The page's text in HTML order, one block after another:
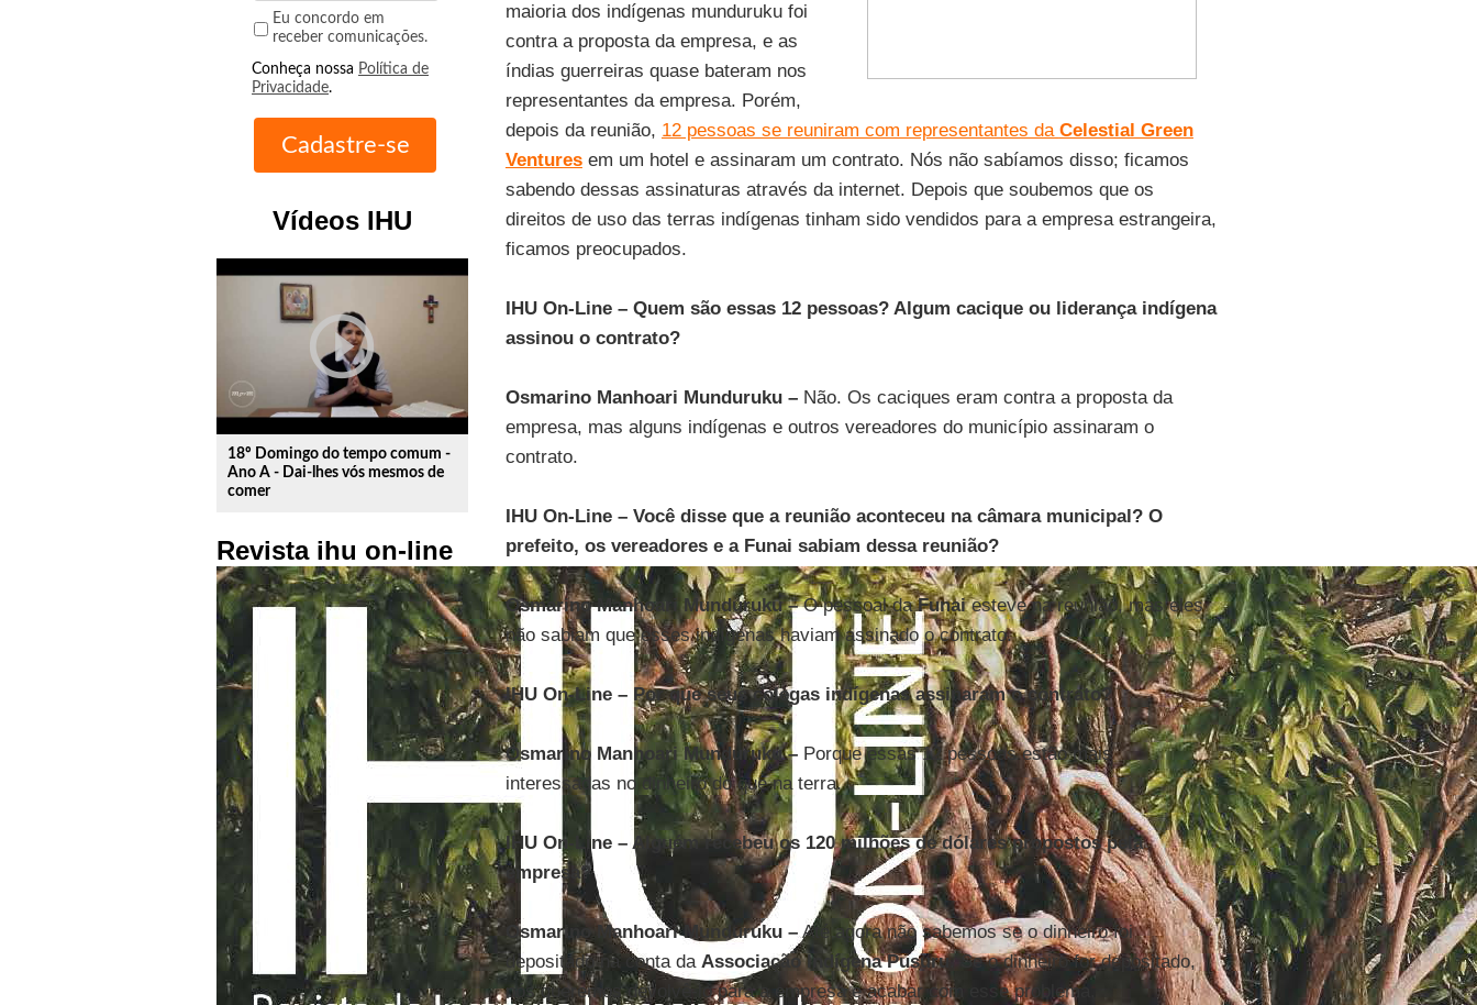
Eu concordo em
receber comunicações.
Conheça nossa Política de
Privacidade.
Vídeos IHU
play_circle_outline
18º Domingo do tempo comum -
Ano A - Dai-lhes vós mesmos de
comer
Revista ihu on-line
maioria dos indígenas munduruku foi
contra a proposta da empresa, e as
índias guerreiras quase bateram nos
representantes da empresa. Porém,
depois da reunião, 12 pessoas se reuniram com representantes da Celestial Green
Venturesem um hotel e assinaram um contrato. Nós não sabíamos disso; ficamos
sabendo dessas assinaturas através da internet. Depois que soubemos que os
direitos de uso das terras indígenas tinham sido vendidos para a empresa estrangeira,
ficamos preocupados.
IHU On-Line – Quem são essas 12 pessoas? Algum cacique ou liderança indígena
assinou o contrato?
Osmarino Manhoari Munduruku –Não. Os caciques eram contra a proposta da
empresa, mas alguns indígenas e outros vereadores do município assinaram o
contrato.
IHU On-Line – Você disse que a reunião aconteceu na câmara municipal? O
prefeito, os vereadores e a Funai sabiam dessa reunião?
Osmarino Manhoari Munduruku –O pessoal daFunaiesteve na reunião, mas eles
não sabiam que esses indígenas haviam assinado o contrato.
IHU On-Line – Por que seus colegas indígenas assinaram o contrato?
Osmarino Manhoari Munduruku –Porque essas 12 pessoas estão mais
interessadas no dinheiro do que na terra.
IHU On-Line – Alguém recebeu os 120 milhões de dólares propostos pela
empresa?
Osmarino Manhoari Munduruku –Até agora não sabemos se o dinheiro foi
depositado na conta da Associação Indígena Pusuru. Se o dinheiro for depositado,
nós queremos devolvê-lo para a empresa e acabar com esse problema.